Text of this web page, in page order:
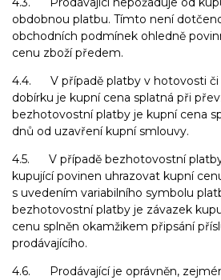
obdobnou platbu. Tímto není
obchodních podmínek ohledně
cenu zboží předem.
4.4. V případě platby v hotovosti či
dobírku je kupní cena splatná při
bezhotovostní platby je kupní cena
dnů od uzavření kupní smlouvy.
4.5. V případě bezhotovostní
kupující povinen uhrazovat kupní
s uvedením variabilního symbolu
bezhotovostní platby je závazek
cenu splněn okamžikem připsání
prodávajícího.
4.6. Prodávající je oprávněn,